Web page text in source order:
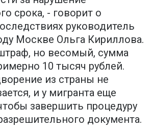
срока, - говорит о
руководитель
Москве Ольга Кириллова.
но весомый, сумма
10 тысяч рублей.
из страны не
и у мигранта еще
завершить процедуру
документа.